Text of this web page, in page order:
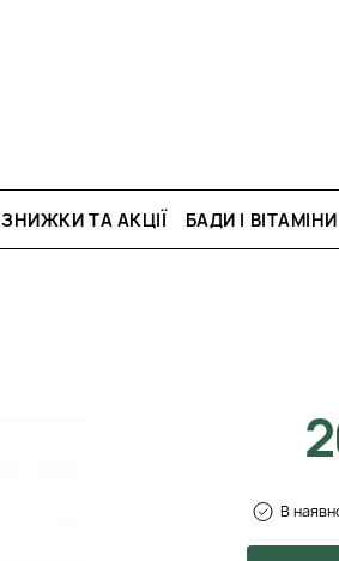
ЗНИЖКИ ТА АКЦІЇ БАДИ І ВІТАМІНИ
В